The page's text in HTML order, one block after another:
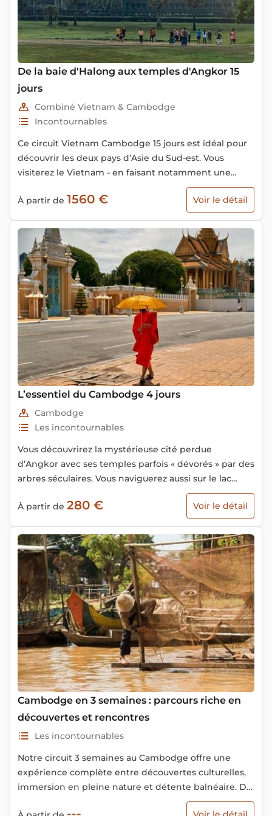
De la baie d'Halong aux temples d'Angkor 15
jours
Combiné Vietnam & Cambodge
Incontournables
Ce circuit Vietnam Cambodge 15 jours est idéal pour
découvrir les deux pays d’Asie du Sud-est. Vous
visiterez le Vietnam - en faisant notamment une
croisière dans la magnifique baie d’Halong - avant de
vous rendre au Cambodge par la voie fluviale pour
À partir de 1560 € Voir le détail
L’essentiel du Cambodge 4 jours
Cambodge
Les incontournables
Vous découvrirez la mystérieuse cité perdue
d’Angkor avec ses temples parfois « dévorés » par des
arbres séculaires. Vous naviguerez aussi sur le lac
Tonlé Sap, en visitant ses étonnants villages de
maisons sur pilotis.
À partir de 280 € Voir le détail
Cambodge en 3 semaines : parcours riche en
découvertes et rencontres
Les incontournables
Notre circuit 3 semaines au Cambodge offre une
expérience complète entre découvertes culturelles,
immersion en pleine nature et détente balnéaire. De
Phnom Penh, ancienne ville coloniale, aux temples